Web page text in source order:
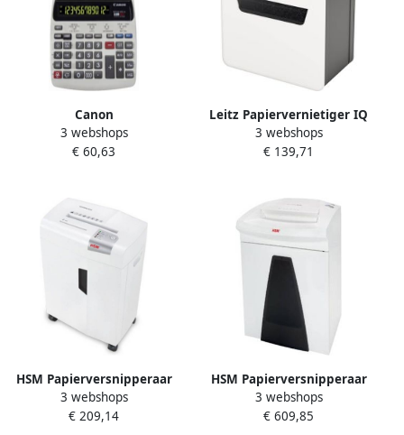
Canon
bureaurekenmachine
MP120-MG II
3 webshops
€ 60,63
Leitz Papiervernietiger IQ
Protect Premium 6X
snippers 4x40mm
3 webshops
€ 139,71
HSM Papierversnipperaar
shredstar X13 snippers
4x37mm
3 webshops
€ 209,14
HSM Papierversnipperaar
SECURIO B26
veiligheidsniveau 4
3 webshops
€ 609,85